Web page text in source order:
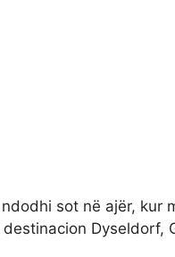
sot në ajër, kur
Dyseldorf,